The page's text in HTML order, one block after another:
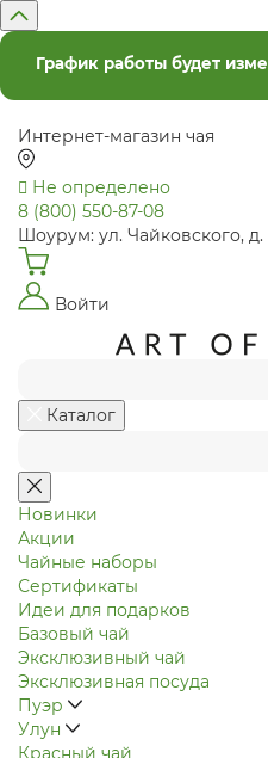
График работы будет
Интернет-магазин чая
Не определено
8 (800) 550-87-08
Шоурум: ул. Чайковского, д.
Войти
Каталог
Новинки
Акции
Чайные наборы
Сертификаты
Идеи для подарков
Базовый чай
Эксклюзивный чай
Эксклюзивная посуда
Пуэр
Улун
Красный чай